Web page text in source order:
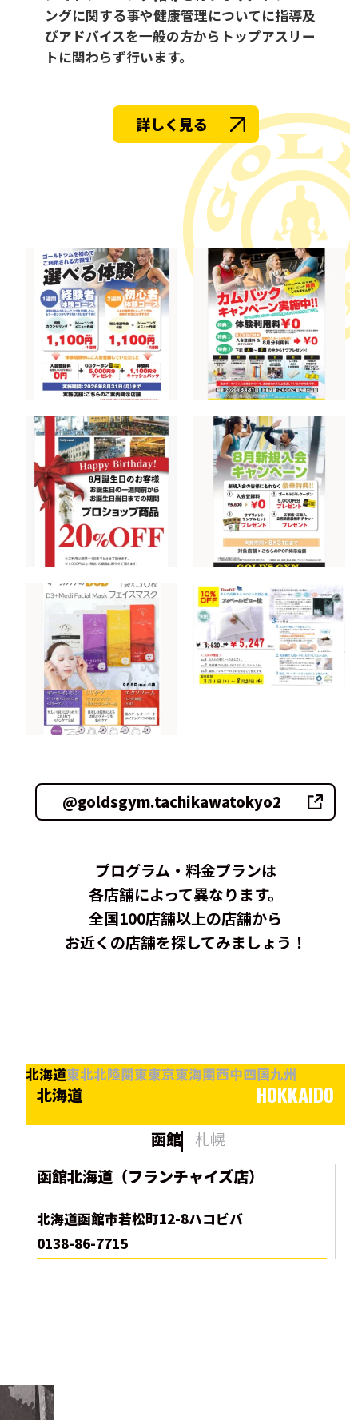
ングに関する事や健康管理についてに指導及
びアドバイスを一般の方からトップアスリー
トに関わらず行います。
詳しく見る
@goldsgym.tachikawatokyo2
プログラム・料金プランは
各店舗によって異なります。
全国100店舗以上の店舗から
お近くの店舗を探してみましょう！
北海道東北北陸関東東京東海関西中四国九州
北海道 HOKKAIDO
函館
札幌
函館北海道（フランチャイズ店）
北海道函館市若松町12-8ハコビバ
0138-86-7715